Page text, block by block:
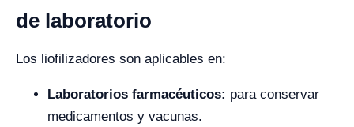
de laboratorio
Los liofilizadores son aplicables en:
Laboratorios farmacéuticos: para conservar
medicamentos y vacunas.